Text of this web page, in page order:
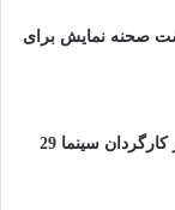
صحنه نمایش برای
درگذشت رضا امینیان دستیار کارگردان سینما 29